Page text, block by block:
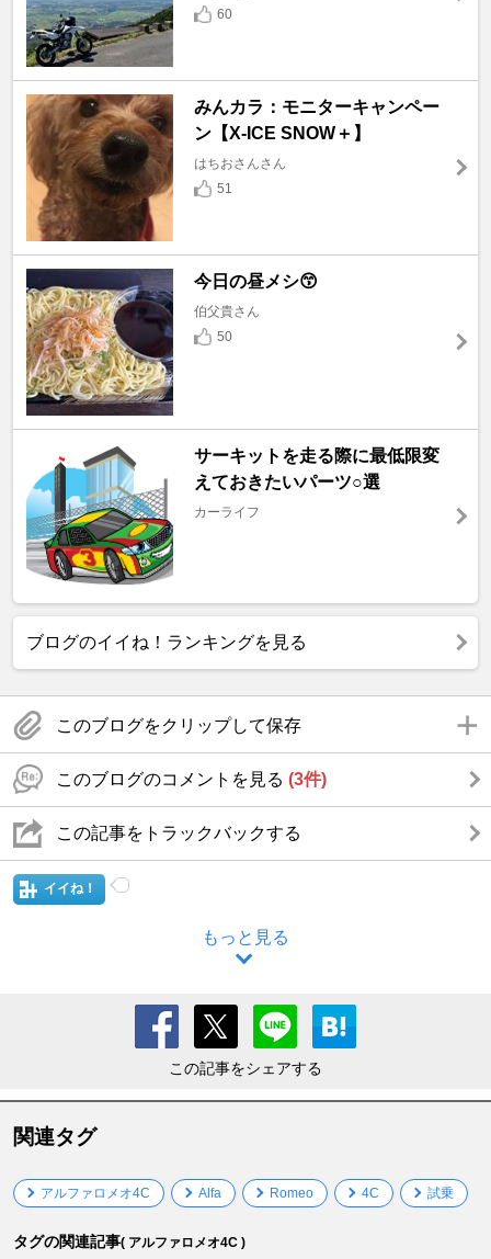
60
みんカラ：モニターキャンペー
ン【X-ICE SNOW＋】
はちおさんさん
51
今日の昼メシ😙
伯父貴さん
50
サーキットを走る際に最低限変
えておきたいパーツ○選
カーライフ
ブログのイイね！ランキングを見る
このブログをクリップして保存
このブログのコメントを見る (3件)
この記事をトラックバックする
イイね！
もっと見る
この記事をシェアする
関連タグ
アルファロメオ4C Alfa Romeo 4C 試乗
タグの関連記事( アルファロメオ4C )